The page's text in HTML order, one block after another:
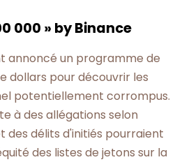
000 » by Binance
annoncé un programme de
dollars pour découvrir les
potentiellement corrompus.
à des allégations selon
des délits d'initiés pourraient
des listes de jetons sur la